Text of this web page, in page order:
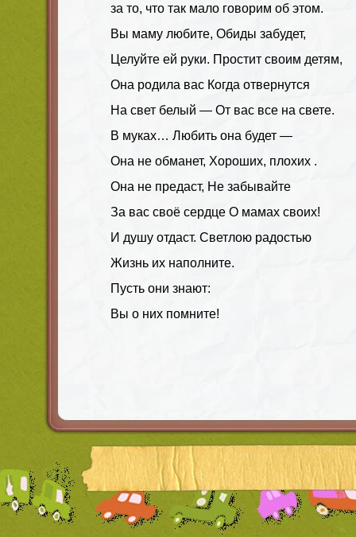
за то, что так мало говорим об этом.
Вы маму любите, Обиды забудет,
Целуйте ей руки. Простит своим детям,
Она родила вас Когда отвернутся
На свет белый — От вас все на свете.
В муках… Любить она будет —
Она не обманет, Хороших, плохих .
Она не предаст, Не забывайте
За вас своё сердце О мамах своих!
И душу отдаст. Светлою радостью
Жизнь их наполните.
Пусть они знают:
Вы о них помните!